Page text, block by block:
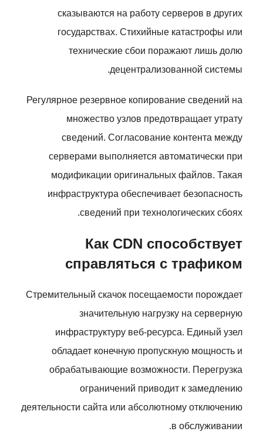
сказываются на работу серверов в других
государствах. Стихийные катастрофы или
технические сбои поражают лишь долю
децентрализованной системы.
Регулярное резервное копирование сведений на
множество узлов предотвращает утрату
сведений. Согласование контента между
серверами выполняется автоматически при
модификации оригинальных файлов. Такая
инфраструктура обеспечивает безопасность
сведений при технологических сбоях.
Как CDN способствует
справляться с трафиком
Стремительный скачок посещаемости порождает
значительную нагрузку на серверную
инфраструктуру веб-ресурса. Единый узел
обладает конечную пропускную мощность и
обрабатывающие возможности. Перегрузка
ограничений приводит к замедлению
деятельности сайта или абсолютному отключению
в обслуживании.